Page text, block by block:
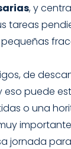
, y
tareas
de
puede
o una
jornada